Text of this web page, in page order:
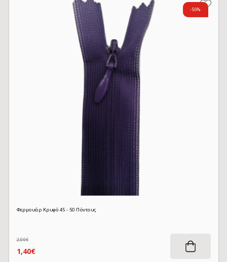
-50%
Φερμουάρ Κρυφό 45 - 50 Πόντους
1,40€
2,00€